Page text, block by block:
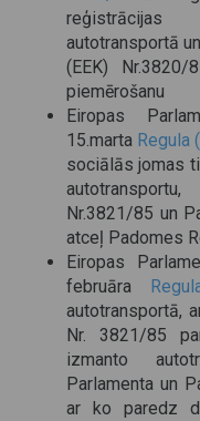
reģistrācijas
autotransportā
(EEK)
piemērošanu
Eiropas
15.marta Regula
sociālās jomas
Nr.3821/85 un
atceļ Padomes
Eiropas
februāra
autotransportā,
Nr. 3821/85
izmanto
Parlamenta un
ar ko paredz